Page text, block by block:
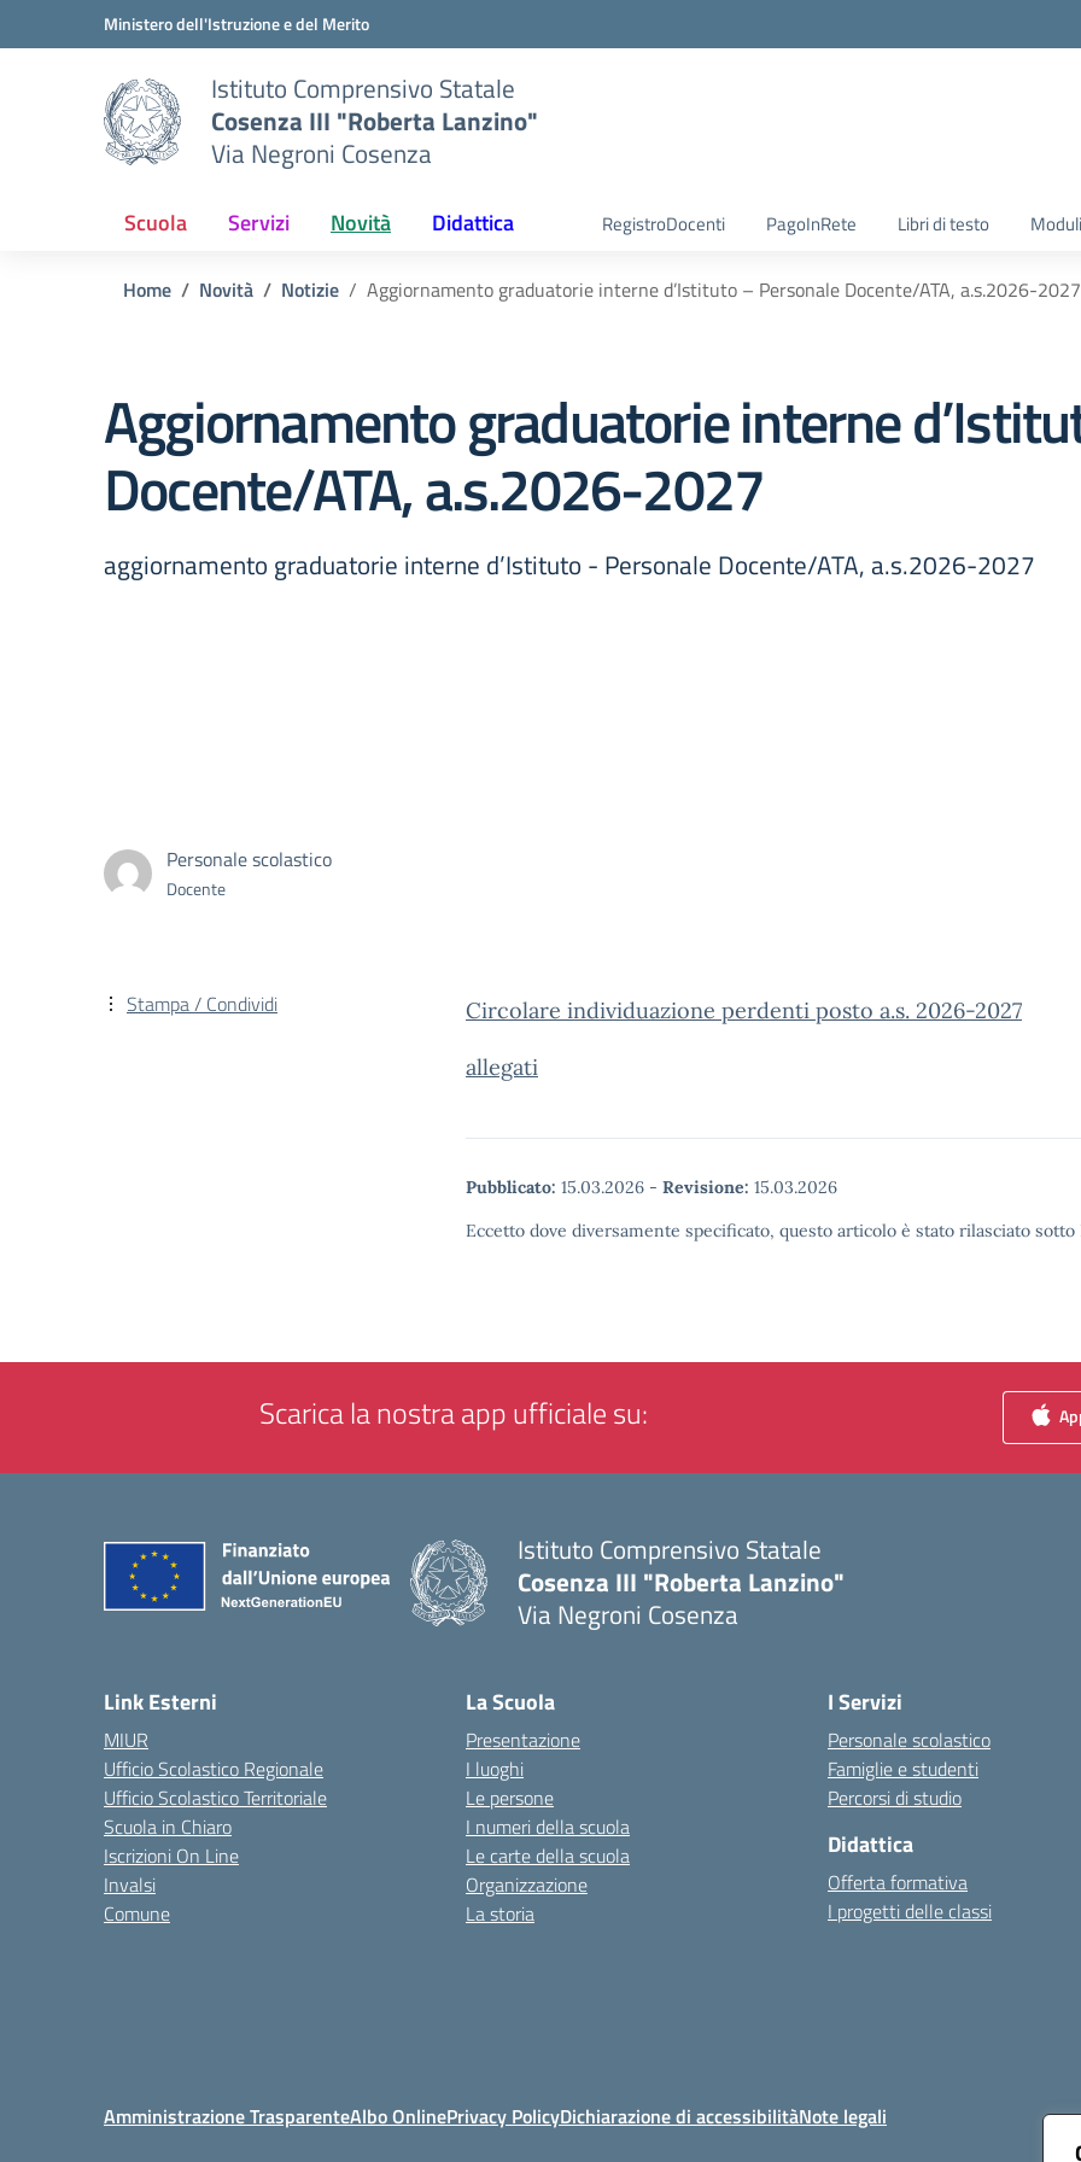
Vai ai contenuti
Vai al menu di navigazioneMinistero dell'Istruzione e del Merito
Istituto Comprensivo Statale
Cosenza III "Roberta Lanzino"
Via Negroni Cosenza
Scuola Servizi Novità Didattica RegistroDocenti PagoInRete Libri di testo
Home Novità Notizie Aggiornamento graduatorie interne d’Istituto – Personale Docente/ATA, a.s.2026-2027
Aggiornamento graduatorie interne
Docente/ATA, a.s.2026-2027
aggiornamento graduatorie interne d’Istituto - Personale Docente/ATA, a.s.2026-2027
Personale scolastico
Docente
Circolare individuazione perdenti posto a.s. 2026-2027
allegati
Pubblicato: 15.03.2026 - Revisione: 15.03.2026
Eccetto dove diversamente specificato, questo articolo è stato rilasciato
Stampa / Condividi
Scarica la nostra app ufficiale su:
Istituto Comprensivo Statale
Cosenza III "Roberta Lanzino"
Via Negroni Cosenza
Link Esterni
MIUR
Ufficio Scolastico Regionale
Ufficio Scolastico Territoriale
Scuola in Chiaro
Iscrizioni On Line
Invalsi
Comune
La Scuola
Presentazione
I luoghi
Le persone
I numeri della scuola
Le carte della scuola
Organizzazione
La storia
I Servizi
Personale scolastico
Famiglie e studenti
Percorsi di studio
Didattica
Offerta formativa
I progetti delle classi
Amministrazione TrasparenteAlbo OnlinePrivacy PolicyDichiarazione di accessibilitàNote legali